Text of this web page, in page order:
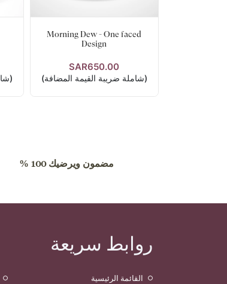
Morning Dew - One faced
Design
SAR650.00
(شاملة ضريبة القيمة المضافة)
عرض التفاصيل
مضمون ويرضيك 100 %
روابط سريعة
القائمة الرئيسية